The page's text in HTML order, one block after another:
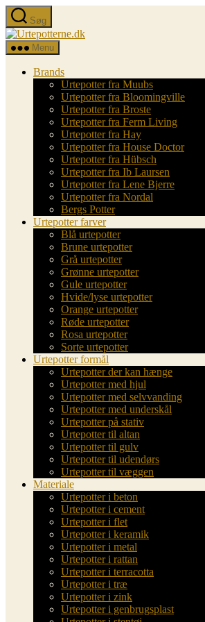
Spring
til
indholdet
Søg
Urtepotterne.dk
Menu
Brands
Urtepotter fra Muubs
Urtepotter fra Bloomingville
Urtepotter fra Broste
Urtepotter fra Ferm Living
Urtepotter fra Hay
Urtepotter fra House Doctor
Urtepotter fra Hübsch
Urtepotter fra Ib Laursen
Urtepotter fra Lene Bjerre
Urtepotter fra Nordal
Bergs Potter
Urtepotter farver
Blå urtepotter
Brune urtepotter
Grå urtepotter
Grønne urtepotter
Gule urtepotter
Hvide/lyse urtepotter
Orange urtepotter
Røde urtepotter
Rosa urtepotter
Sorte urtepotter
Urtepotter formål
Urtepotter der kan hænge
Urtepotter med hjul
Urtepotter med selvvanding
Urtepotter med underskål
Urtepotter på stativ
Urtepotter til altan
Urtepotter til gulv
Urtepotter til udendørs
Urtepotter til væggen
Materiale
Urtepotter i beton
Urtepotter i cement
Urtepotter i flet
Urtepotter i keramik
Urtepotter i metal
Urtepotter i rattan
Urtepotter i terracotta
Urtepotter i træ
Urtepotter i zink
Urtepotter i genbrugsplast